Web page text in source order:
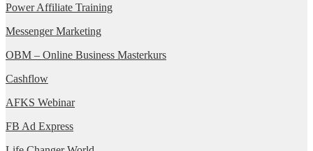
Power Affiliate Training
Messenger Marketing
OBM – Online Business Masterkurs
Cashflow
AFKS Webinar
FB Ad Express